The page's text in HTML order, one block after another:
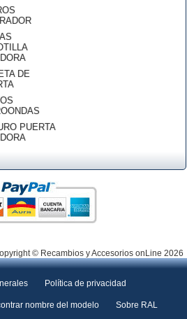
DE
PUERTA
© Recambios y Accesorios onLine 2026
Política de privacidad
nombre del modelo Sobre RAL